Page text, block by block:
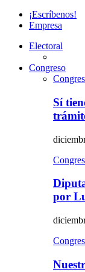
¡Escríbenos!
Empresa
Electoral
Congreso
Sí
por